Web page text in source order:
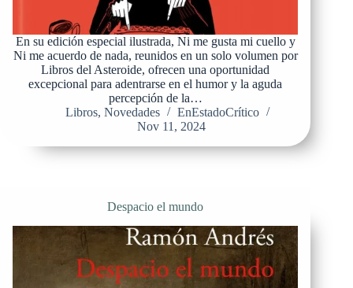
En su edición especial ilustrada, Ni me gusta mi cuello y
Ni me acuerdo de nada, reunidos en un solo volumen por
Libros del Asteroide, ofrecen una oportunidad
excepcional para adentrarse en el humor y la aguda
percepción de la…
Libros,Novedades
EnEstadoCrítico
Nov 11, 2024
Despacio el mundo